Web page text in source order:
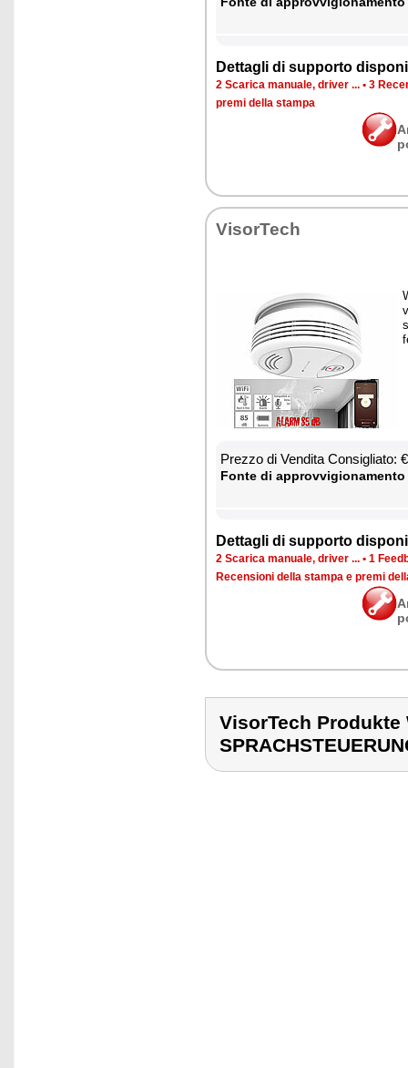
Det­ta­gli di sup­por­to
2 Sca­ri­ca ma­nua­le, dri­ver ... • 3
pre­mi del­la stam­pa
Vi­sor­Te­ch
Prez­zo di Ven­di­ta Con­si­glia­to:
Fon­te di
Det­ta­gli di sup­por­to
2 Sca­ri­ca ma­nua­le, dri­ver ... • 1
Re­cen­sio­ni del­la stam­pa e pre­mi
VisorTech Produkte